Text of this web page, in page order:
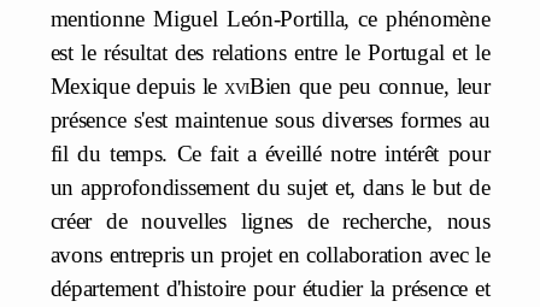
mentionne Miguel León-Portilla, ce phénomène
est le résultat des relations entre le Portugal et le
Mexique depuis le xviBien que peu connue, leur
présence s'est maintenue sous diverses formes au
fil du temps. Ce fait a éveillé notre intérêt pour
un approfondissement du sujet et, dans le but de
créer de nouvelles lignes de recherche, nous
avons entrepris un projet en collaboration avec le
département d'histoire pour étudier la présence et